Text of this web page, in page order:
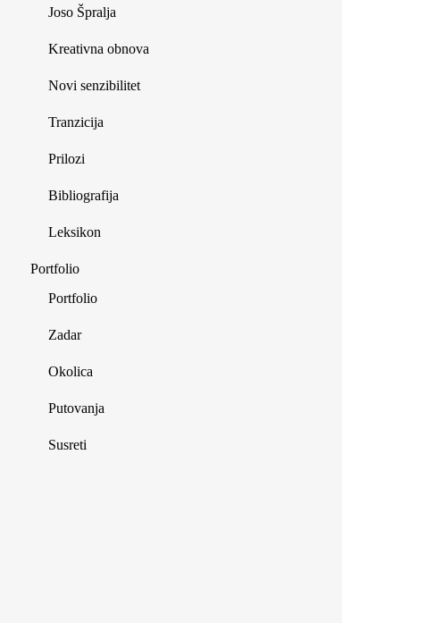
Joso Špralja
Kreativna obnova
Novi senzibilitet
Tranzicija
Prilozi
Bibliografija
Leksikon
Portfolio
Portfolio
Zadar
Okolica
Putovanja
Susreti